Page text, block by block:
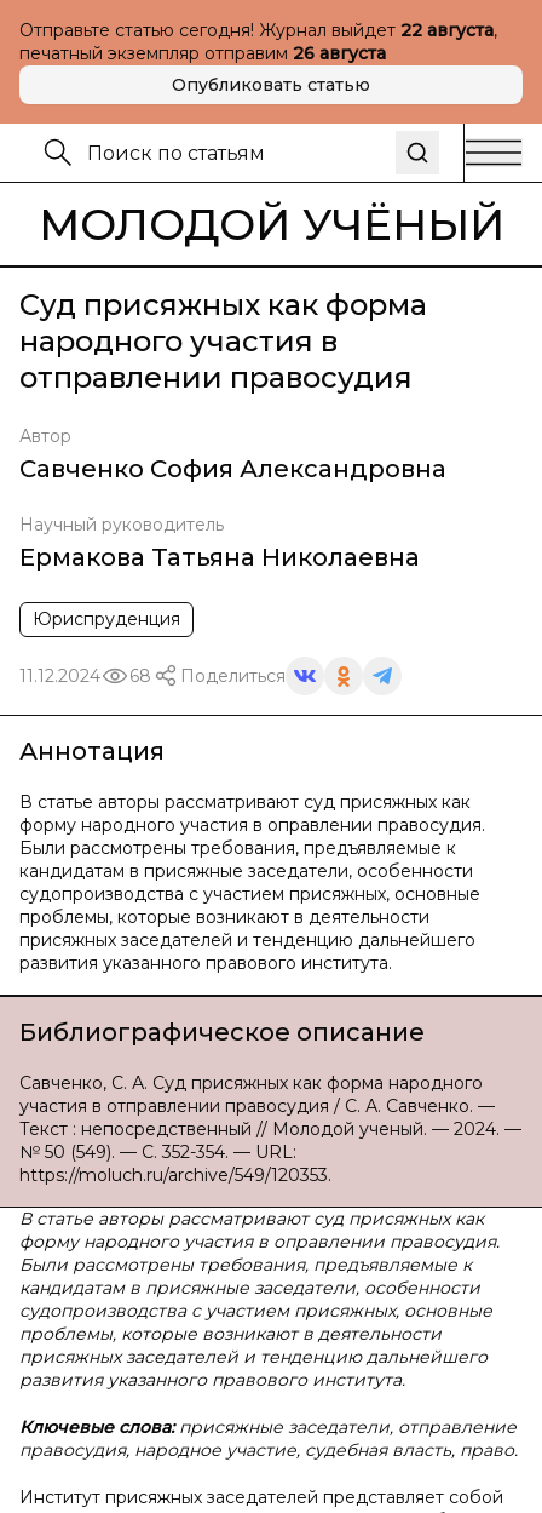
Отправьте статью сегодня! Журнал выйдет 22 августа,
печатный экземпляр отправим 26 августа
Опубликовать статью
МОЛОДОЙ УЧЁНЫЙ
Суд присяжных как форма
народного участия в
отправлении правосудия
Автор
Савченко София Александровна
Научный руководитель
Ермакова Татьяна Николаевна
Юриспруденция
11.12.2024 68 Поделиться
Аннотация
В статье авторы рассматривают суд присяжных как
форму народного участия в оправлении правосудия.
Были рассмотрены требования, предъявляемые к
кандидатам в присяжные заседатели, особенности
судопроизводства с участием присяжных, основные
проблемы, которые возникают в деятельности
присяжных заседателей и тенденцию дальнейшего
развития указанного правового института.
Библиографическое описание
Савченко, С. А. Суд присяжных как форма народного
участия в отправлении правосудия / С. А. Савченко. —
Текст : непосредственный // Молодой ученый. — 2024. —
№ 50 (549). — С. 352-354. — URL:
https://moluch.ru/archive/549/120353.
В статье авторы рассматривают суд присяжных как
форму народного участия в оправлении правосудия.
Были рассмотрены требования, предъявляемые к
кандидатам в присяжные заседатели, особенности
судопроизводства с участием присяжных, основные
проблемы, которые возникают в деятельности
присяжных заседателей и тенденцию дальнейшего
развития указанного правового института.
Ключевые слова:присяжные заседатели, отправление
правосудия, народное участие, судебная власть, право.
Институт присяжных заседателей представляет собой